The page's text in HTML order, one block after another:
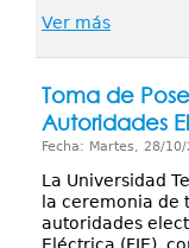
Ver más
Toma de
Autoridades
Fecha: Martes, 28/10/
La Universidad
la ceremonia de
autoridades